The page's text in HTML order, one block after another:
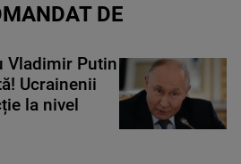
DE
Vladimir Putin
Ucrainenii
la nivel